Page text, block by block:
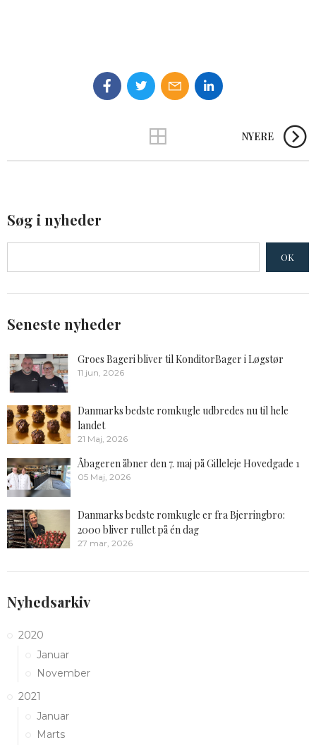
NYERE
Søg i nyheder
OK
Seneste nyheder
Groes Bageri bliver til KonditorBager i Løgstør
11 jun, 2026
Danmarks bedste romkugle udbredes nu til hele
landet
21 Maj, 2026
Åbageren åbner den 7. maj på Gilleleje Hovedgade 1
05 Maj, 2026
Danmarks bedste romkugle er fra Bjerringbro:
2000 bliver rullet på én dag
27 mar, 2026
Nyhedsarkiv
2020
Januar
November
2021
Januar
Marts